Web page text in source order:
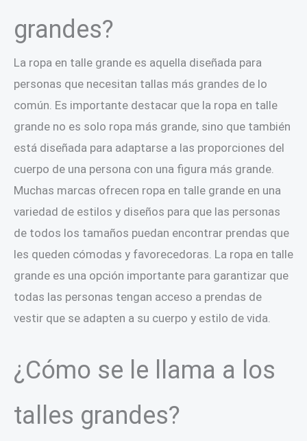
grandes?
La ropa en talle grande es aquella diseñada para
personas que necesitan tallas más grandes de lo
común. Es importante destacar que la ropa en talle
grande no es solo ropa más grande, sino que también
está diseñada para adaptarse a las proporciones del
cuerpo de una persona con una figura más grande.
Muchas marcas ofrecen ropa en talle grande en una
variedad de estilos y diseños para que las personas
de todos los tamaños puedan encontrar prendas que
les queden cómodas y favorecedoras. La ropa en talle
grande es una opción importante para garantizar que
todas las personas tengan acceso a prendas de
vestir que se adapten a su cuerpo y estilo de vida.
¿Cómo se le llama a los
talles grandes?